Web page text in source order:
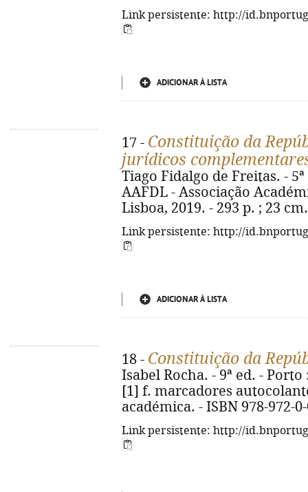
Link persistente: http://
ADICIONAR À LISTA
17 - Constituição da
jurídicos
Tiago Fidalgo de Freitas. -
AAFDL - Associação
Lisboa, 2019. - 293 p. ; 23
Link persistente: http://
ADICIONAR À LISTA
18 - Constituição da
Isabel Rocha. - 9ª ed. -
[1] f. marcadores
académica. - ISBN 978-972-
Link persistente: http://